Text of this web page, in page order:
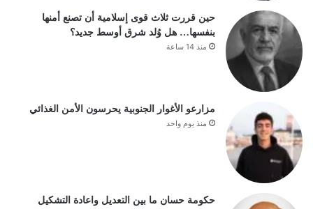
حين قررت ثلاث قوى إسلامية أن تصنع أمنها
بنفسها… هل وُلد شرق أوسط جديد؟
منذ 14 ساعة
مزارعو الأغوار الجنوبية يحرسون الأمن الغذائي
منذ يوم واحد
حكومة حسان ما بين التعديل واعادة التشكيل